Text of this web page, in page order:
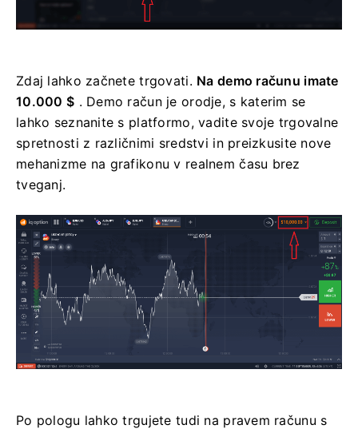
Zdaj lahko začnete trgovati. Na demo računu imate
10.000 $ . Demo račun je orodje, s katerim se
lahko seznanite s platformo, vadite svoje trgovalne
spretnosti z različnimi sredstvi in ​​preizkusite nove
mehanizme na grafikonu v realnem času brez
tveganj.
Po pologu lahko trgujete tudi na pravem računu s